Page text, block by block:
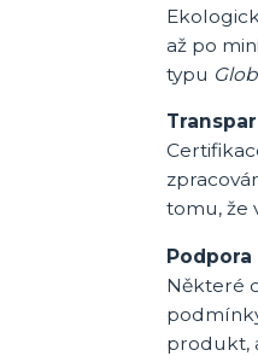
až po
typu
tomu, že
Některé
produkt,